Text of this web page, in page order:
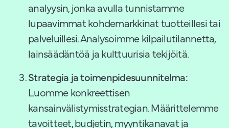
analyysin, jonka avulla tunnistamme
lupaavimmat kohdemarkkinat tuotteillesi tai
palveluillesi. Analysoimme kilpailutilannetta,
lainsäädäntöä ja kulttuurisia tekijöitä.
Strategia ja toimenpidesuunnitelma:
Luomme konkreettisen
kansainvälistymisstrategian. Määrittelemme
tavoitteet, budjetin, myyntikanavat ja